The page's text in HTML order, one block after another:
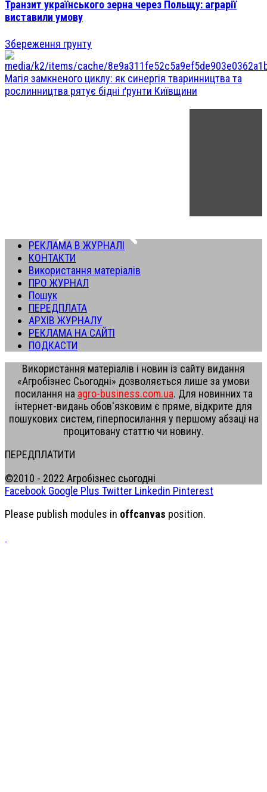
Транзит українського зерна через Польщу: аграрії
виставили умову
Збереження грунту
Магія замкненого циклу: як синергія тваринництва та
рослинництва рятує бідні ґрунти Київщини
РЕКЛАМА В ЖУРНАЛІ
КОНТАКТИ
Використання матеріалів
ПРО ЖУРНАЛ
Пошук
ПЕРЕДПЛАТА
АРХІВ ЖУРНАЛУ
РЕКЛАМА НА САЙТІ
ПОДКАСТИ
Використання матеріалів і новин із сайту видання
«Агробізнес Сьогодні» дозволяється лише за умови
посилання на agro-business.com.ua. Для новинних та
інтернет-видань обов'язковим є пряме, відкрите для
пошукових систем, гіперпосилання у першому абзаці на
процитовану статтю чи новину.
ПЕРЕДПЛАТИТИ
©2010 - 2022 Агробізнес сьогодні
Facebook Google Plus Twitter Linkedin Pinterest
Please publish modules in offcanvas position.